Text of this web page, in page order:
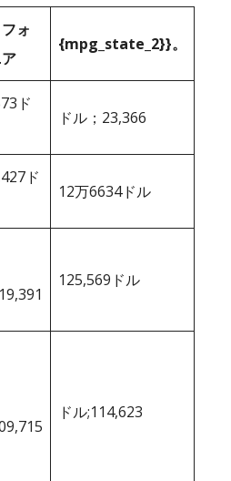
ォ
{mpg_state_2}}。
ド
ドル；23,366
ド
12万6634ドル
125,569ドル
ドル;114,623